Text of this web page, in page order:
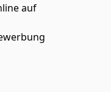
auf